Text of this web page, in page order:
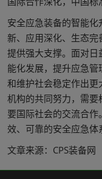
安全应急装备的智能
新、应用深化、生态
提供强大支撑。面对
能化发展，提升应急
和维护社会稳定作出
机构的共同努力，需
要国际社会的交流合
效、可靠的安全应急体
文章来源：CPS装备网